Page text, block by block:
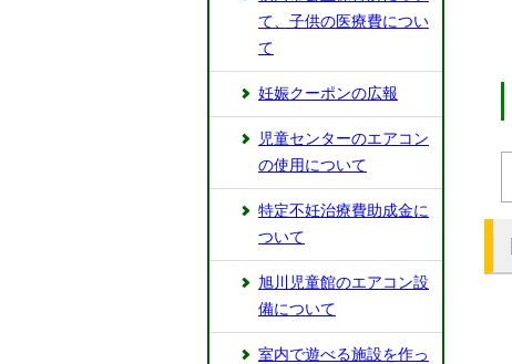
て、⼦供の医療費につい
て
妊娠クーポンの広報
児童センターのエアコン
の使用について
特定不妊治療費助成金に
ついて
旭川児童館のエアコン設
備について
室内で遊べる施設を作っ